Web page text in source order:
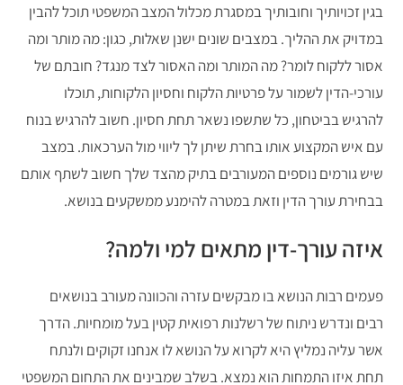
בגין זכויותיך וחובותיך במסגרת מכלול המצב המשפטי תוכל להבין
במדויק את ההליך. במצבים שונים ישנן שאלות, כגון: מה מותר ומה
אסור ללקוח לומר? מה המותר ומה האסור לצד מנגד? חובתם של
עורכי-הדין לשמור על פרטיות הלקוח וחסיון הלקוחות, תוכלו
להרגיש בביטחון, כל שתשפו נשאר תחת חסיון. חשוב להרגיש בנוח
עם איש המקצוע אותו בחרת שיתן לך ליווי מול הערכאות. במצב
שיש גורמים נוספים המעורבים בתיק מהצד שלך חשוב לשתף אותם
בבחירת עורך הדין וזאת במטרה להימנע ממשקעים בנושא.
איזה עורך-דין מתאים למי ולמה?
פעמים רבות הנושא בו מבקשים עזרה והכוונה מעורב בנושאים
רבים ונדרש ניתוח של רשלנות רפואית קטין בעל מומחיות. הדרך
אשר עליה נמליץ היא לקרוא על הנושא לו אנחנו זקוקים ולנתח
תחת איזו התמחות הוא נמצא. בשלב שמבינים את התחום המשפטי